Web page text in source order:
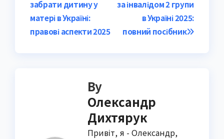
navigation
за інвалідом 2 групи
в Україні 2025:
повний посібник
забрати дитину у
матері в Україні:
правові аспекти 2025
By
Олександр
Дихтярук
Привіт, я - Олександр,